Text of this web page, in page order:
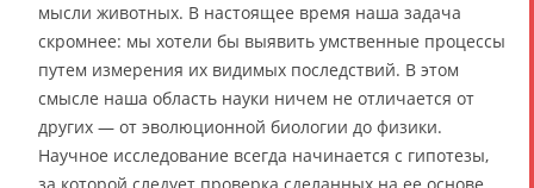
мысли животных. В настоящее время наша задача
скромнее: мы хотели бы выявить умственные процессы
путем измерения их видимых последствий. В этом
смысле наша область науки ничем не отличается от
других — от эволюционной биологии до физики.
Научное исследование всегда начинается с гипотезы,